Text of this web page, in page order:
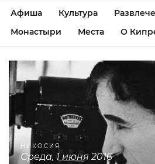
Афиша Культура
Монастыри
Места О
НИКОСИЯ
среда, 1 июня 2016